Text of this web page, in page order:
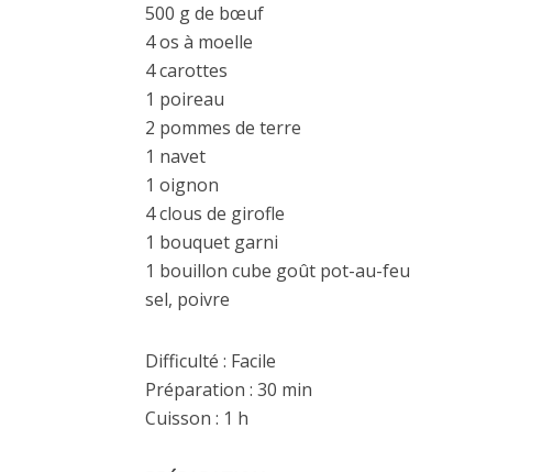
500 g de bœuf
4 os à moelle
4 carottes
1 poireau
2 pommes de terre
1 navet
1 oignon
4 clous de girofle
1 bouquet garni
1 bouillon cube goût pot-au-feu
sel, poivre
Difficulté : Facile
Préparation : 30 min
Cuisson : 1 h